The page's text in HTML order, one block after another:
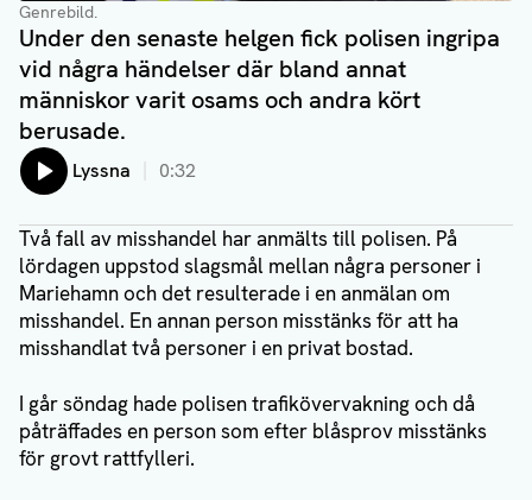
Genrebild.
Under den senaste helgen fick polisen ingripa
vid några händelser där bland annat
människor varit osams och andra kört
berusade.
Lyssna 0:32
Två fall av misshandel har anmälts till polisen. På
lördagen uppstod slagsmål mellan några personer i
Mariehamn och det resulterade i en anmälan om
misshandel. En annan person misstänks för att ha
misshandlat två personer i en privat bostad.
I går söndag hade polisen trafikövervakning och då
påträffades en person som efter blåsprov misstänks
för grovt rattfylleri.